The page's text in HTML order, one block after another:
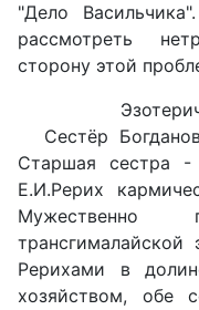
"Дело
рассмотреть
сторону этой
Сестёр
Старшая сестра
Е.И.Рерих
трансгималайской
Рерихами в
хозяйством, обе